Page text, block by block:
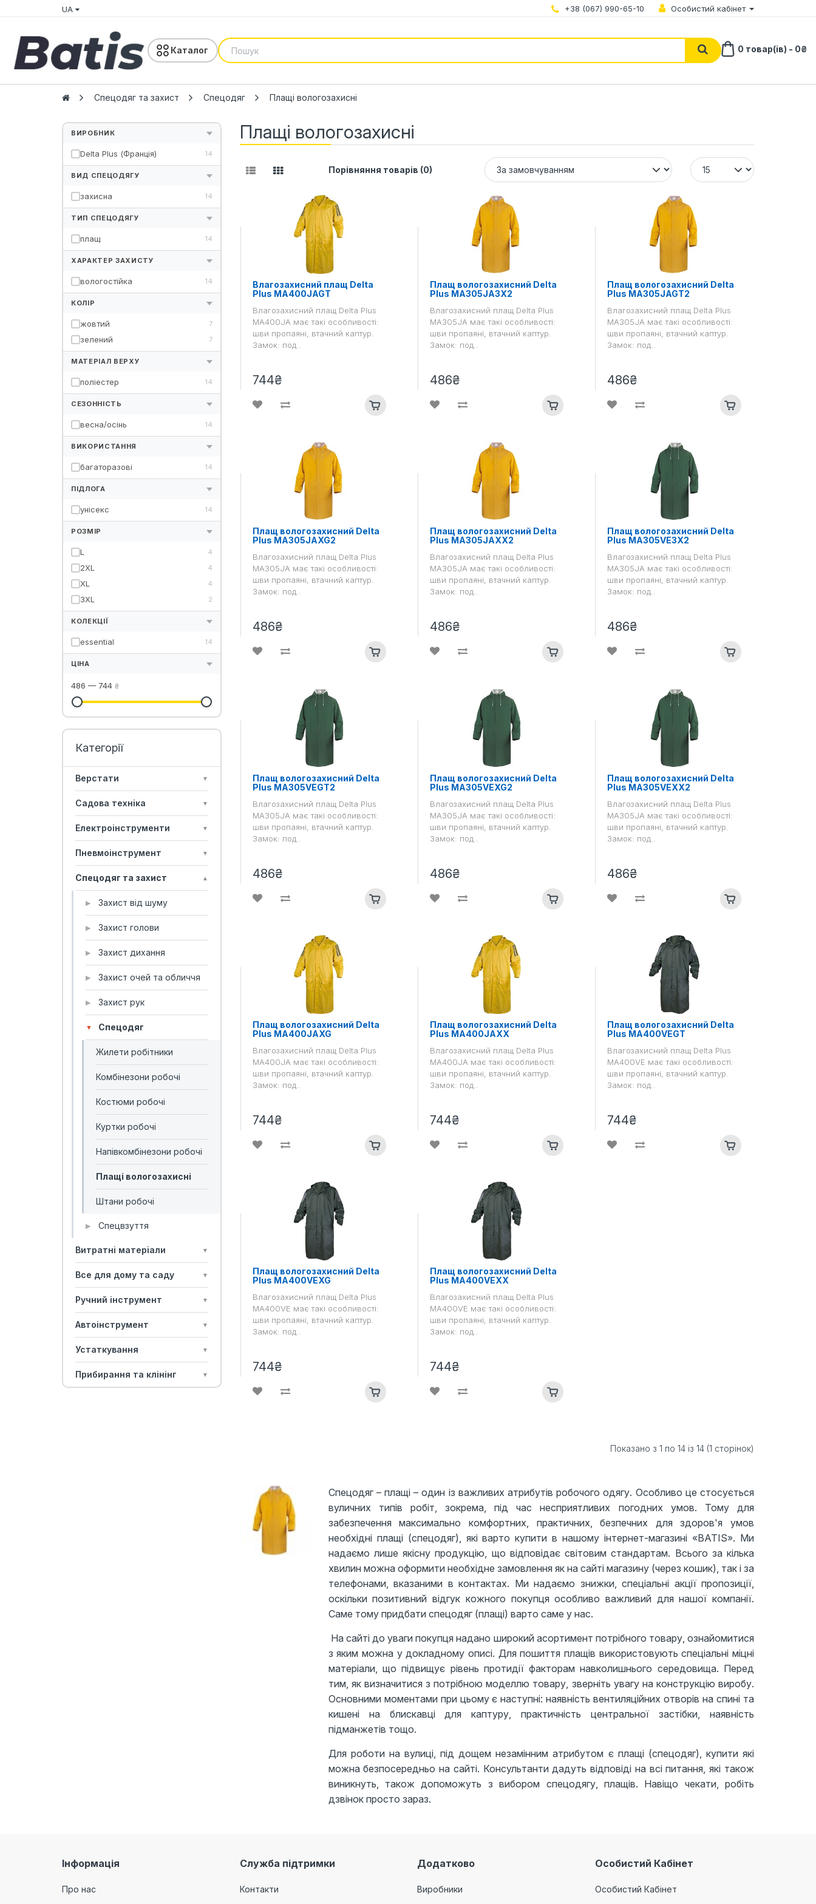
UA +38 (067) 990-65-10 Особистий кабінет
Каталог 0 товар(ів) - 0₴
Спецодяг та захист Спецодяг Плащі вологозахисні
ВИРОБНИК
Delta Plus (Франція) 14
ВИД СПЕЦОДЯГУ
захисна 14
ТИП СПЕЦОДЯГУ
плащ 14
ХАРАКТЕР ЗАХИСТУ
вологостійка 14
КОЛІР
жовтий 7
зелений 7
МАТЕРІАЛ ВЕРХУ
поліестер 14
СЕЗОННІСТЬ
весна/осінь 14
ВИКОРИСТАННЯ
багаторазові 14
ПІДЛОГА
унісекс 14
РОЗМІР
L 4
2XL 4
XL 4
3XL 2
КОЛЕКЦІЇ
essential 14
ЦІНА
486 — 744 ₴
Верстати ▼
Садова техніка ▼
Електроінструменти ▼
Пневмоінструмент ▼
Спецодяг та захист ▲
▶ Захист від шуму
▶ Захист голови
▶ Захист дихання
▶ Захист очей та обличчя
▶ Захист рук
▼ Спецодяг
Жилети робітники
Комбінезони робочі
Костюми робочі
Куртки робочі
Напівкомбінезони робочі
Плащі вологозахисні
Штани робочі
▶ Спецвзуття
Витратні матеріали ▼
Все для дому та саду ▼
Ручний інструмент ▼
Автоінструмент ▼
Устаткування ▼
Прибирання та клінінг ▼
Плащі вологозахисні
Порівняння товарів (0)
Влагозахисний плащ Delta
Plus MA400JAGT
Влагозахисний плащ Delta Plus
MA400JA має такі особливості:
шви пропаяні, втачний каптур.
Замок: под..
744₴
Плащ вологозахисний Delta
Plus MA305JA3X2
Влагозахисний плащ Delta Plus
MA305JA має такі особливості:
шви пропаяні, втачний каптур.
Замок: под..
486₴
Плащ вологозахисний Delta
Plus MA305JAGT2
Влагозахисний плащ Delta Plus
MA305JA має такі особливості:
шви пропаяні, втачний каптур.
Замок: под..
486₴
Плащ вологозахисний Delta
Plus MA305JAXG2
Влагозахисний плащ Delta Plus
MA305JA має такі особливості:
шви пропаяні, втачний каптур.
Замок: под..
486₴
Плащ вологозахисний Delta
Plus MA305JAXX2
Влагозахисний плащ Delta Plus
MA305JA має такі особливості:
шви пропаяні, втачний каптур.
Замок: под..
486₴
Плащ вологозахисний Delta
Plus MA305VE3X2
Влагозахисний плащ Delta Plus
MA305JA має такі особливості:
шви пропаяні, втачний каптур.
Замок: под..
486₴
Плащ вологозахисний Delta
Plus MA305VEGT2
Влагозахисний плащ Delta Plus
MA305JA має такі особливості:
шви пропаяні, втачний каптур.
Замок: под..
486₴
Плащ вологозахисний Delta
Plus MA305VEXG2
Влагозахисний плащ Delta Plus
MA305JA має такі особливості:
шви пропаяні, втачний каптур.
Замок: под..
486₴
Плащ вологозахисний Delta
Plus MA305VEXX2
Влагозахисний плащ Delta Plus
MA305JA має такі особливості:
шви пропаяні, втачний каптур.
Замок: под..
486₴
Плащ вологозахисний Delta
Plus MA400JAXG
Влагозахисний плащ Delta Plus
MA400JA має такі особливості:
шви пропаяні, втачний каптур.
Замок: под..
744₴
Плащ вологозахисний Delta
Plus MA400JAXX
Влагозахисний плащ Delta Plus
MA400JA має такі особливості:
шви пропаяні, втачний каптур.
Замок: под..
744₴
Плащ вологозахисний Delta
Plus MA400VEGT
Влагозахисний плащ Delta Plus
MA400VE має такі особливості:
шви пропаяні, втачний каптур.
Замок: под..
744₴
Плащ вологозахисний Delta
Plus MA400VEXG
Влагозахисний плащ Delta Plus
MA400VE має такі особливості:
шви пропаяні, втачний каптур.
Замок: под..
744₴
Плащ вологозахисний Delta
Plus MA400VEXX
Влагозахисний плащ Delta Plus
MA400VE має такі особливості:
шви пропаяні, втачний каптур.
Замок: под..
744₴
Показано з 1 по 14 із 14 (1 сторінок)
Спецодяг – плащі – один із важливих атрибутів робочого одягу. Особливо це стосується
вуличних типів робіт, зокрема, під час несприятливих погодних умов. Тому для
забезпечення максимально комфортних, практичних, безпечних для здоров'я умов
необхідні плащі (спецодяг), які варто купити в нашому інтернет-магазині «BATIS». Ми
надаємо лише якісну продукцію, що відповідає світовим стандартам. Всього за кілька
хвилин можна оформити необхідне замовлення як на сайті магазину (через кошик), так і за
телефонами, вказаними в контактах. Ми надаємо знижки, спеціальні акції пропозиції,
оскільки позитивний відгук кожного покупця особливо важливий для нашої компанії.
Саме тому придбати спецодяг (плащі) варто саме у нас.
На сайті до уваги покупця надано широкий асортимент потрібного товару, ознайомитися
з яким можна у докладному описі. Для пошиття плащів використовують спеціальні міцні
матеріали, що підвищує рівень протидії факторам навколишнього середовища. Перед
тим, як визначитися з потрібною моделлю товару, зверніть увагу на конструкцію виробу.
Основними моментами при цьому є наступні: наявність вентиляційних отворів на спині та
кишені на блискавці для каптуру, практичність центральної застібки, наявність
підманжетів тощо.
Для роботи на вулиці, під дощем незамінним атрибутом є плащі (спецодяг), купити які
можна безпосередньо на сайті. Консультанти дадуть відповіді на всі питання, які також
виникнуть, також допоможуть з вибором спецодягу, плащів. Навіщо чекати, робіть
дзвінок просто зараз.
Інформація
Про нас
Служба підтримки
Контакти
Додатково
Виробники
Особистий Кабінет
Особистий Кабінет